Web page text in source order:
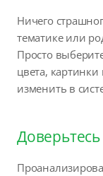
Ничего
тематике или
Просто
цвета,
изменить в